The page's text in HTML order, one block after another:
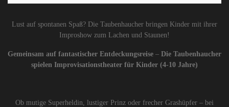
Lust auf spontanen Spaß? Die Taubenhaucher bringen Kinder mit ihrer
Improshow zum Lachen und Staunen!
Gemeinsam auf fantastischer Entdeckungsreise – Die Taubenhaucher
spielen Improvisationstheater für Kinder (4-10 Jahre)
Ob mutige Superheldin, lustiger Prinz oder frecher Grashüpfer – bei